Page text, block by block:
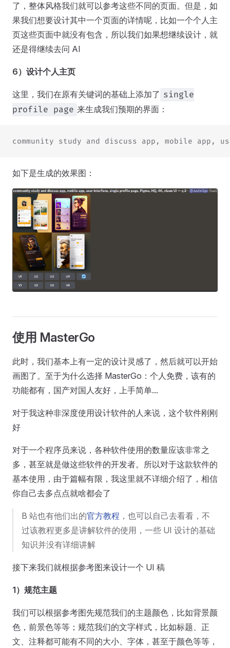
了，整体风格我们就可以参考这些不同的页面。但是，如
果我们想要设计其中一个页面的详情呢，比如一个个人主
页这些页面中就没有包含，所以我们如果想继续设计，就
还是得继续去问 AI
6）设计个人主页
这里，我们在原有关键词的基础上添加了 single
profile page 来生成我们预期的界面：
community study and discuss app, mobile
如下是生成的效果图：
使用 MasterGo
此时，我们基本上有一定的设计灵感了，然后就可以开始
画图了。至于为什么选择 MasterGo：个人免费，该有的
功能都有，国产对国人友好，上手简单...
对于我这种非深度使用设计软件的人来说，这个软件刚刚
好
对于一个程序员来说，各种软件使用的数量应该非常之
多，甚至就是做这些软件的开发者。所以对于这款软件的
基本使用，由于篇幅有限，我这里就不详细介绍了，相信
你自己去多点点就啥都会了
B 站也有他们出的官方教程 ，也可以自己去看看，不
过该教程更多是讲解软件的使用，一些 UI 设计的基础
知识并没有详细讲解
接下来我们就根据参考图来设计一个 UI 稿
1）规范主题
我们可以根据参考图先规范我们的主题颜色，比如背景颜
色，前景色等等；规范我们的文字样式，比如标题、正
文、注释都可能有不同的大小、字体，甚至于颜色等等，